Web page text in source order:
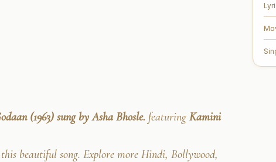
(1963) sung by Asha Bhosle. featuring Kamini
beautiful song. Explore more Hindi, Bollywood,